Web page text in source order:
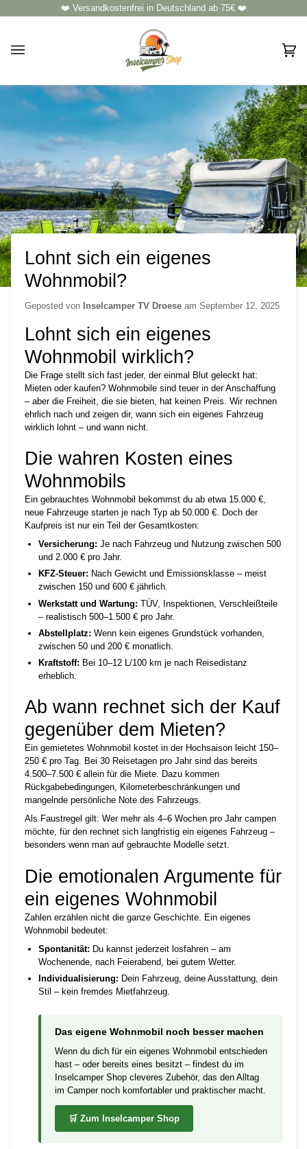
zum
❤️ Versandkostenfrei in Deutschland ab 75€ ❤️
(0)
Lohnt sich ein eigenes
Wohnmobil?
Geposted von Inselcamper TV Droese am September 12, 2025
Lohnt sich ein eigenes
Wohnmobil wirklich?
Die Frage stellt sich fast jeder, der einmal Blut geleckt hat:
Mieten oder kaufen? Wohnmobile sind teuer in der Anschaffung
– aber die Freiheit, die sie bieten, hat keinen Preis. Wir rechnen
ehrlich nach und zeigen dir, wann sich ein eigenes Fahrzeug
wirklich lohnt – und wann nicht.
Die wahren Kosten eines
Wohnmobils
Ein gebrauchtes Wohnmobil bekommst du ab etwa 15.000 €,
neue Fahrzeuge starten je nach Typ ab 50.000 €. Doch der
Kaufpreis ist nur ein Teil der Gesamtkosten:
Versicherung: Je nach Fahrzeug und Nutzung zwischen 500
und 2.000 € pro Jahr.
KFZ-Steuer: Nach Gewicht und Emissionsklasse – meist
zwischen 150 und 600 € jährlich.
Werkstatt und Wartung: TÜV, Inspektionen, Verschleißteile
– realistisch 500–1.500 € pro Jahr.
Abstellplatz: Wenn kein eigenes Grundstück vorhanden,
zwischen 50 und 200 € monatlich.
Kraftstoff: Bei 10–12 L/100 km je nach Reisedistanz
erheblich.
Ab wann rechnet sich der Kauf
gegenüber dem Mieten?
Ein gemietetes Wohnmobil kostet in der Hochsaison leicht 150–
250 € pro Tag. Bei 30 Reisetagen pro Jahr sind das bereits
4.500–7.500 € allein für die Miete. Dazu kommen
Rückgabebedingungen, Kilometerbeschränkungen und
mangelnde persönliche Note des Fahrzeugs.
Als Faustregel gilt: Wer mehr als 4–6 Wochen pro Jahr campen
möchte, für den rechnet sich langfristig ein eigenes Fahrzeug –
besonders wenn man auf gebrauchte Modelle setzt.
Die emotionalen Argumente für
ein eigenes Wohnmobil
Zahlen erzählen nicht die ganze Geschichte. Ein eigenes
Wohnmobil bedeutet:
Spontanität: Du kannst jederzeit losfahren – am
Wochenende, nach Feierabend, bei gutem Wetter.
Individualisierung: Dein Fahrzeug, deine Ausstattung, dein
Stil – kein fremdes Mietfahrzeug.
Das eigene Wohnmobil noch besser machen
Wenn du dich für ein eigenes Wohnmobil entschieden
hast – oder bereits eines besitzt – findest du im
Inselcamper Shop cleveres Zubehör, das den Alltag
im Camper noch komfortabler und praktischer macht.
🛒 Zum Inselcamper Shop